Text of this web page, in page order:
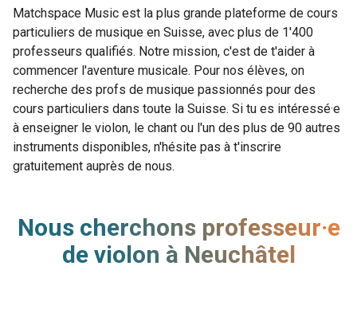
Matchspace Music est la plus grande plateforme de cours
particuliers de musique en Suisse, avec plus de 1'400
professeurs qualifiés. Notre mission, c'est de t'aider à
commencer l'aventure musicale. Pour nos élèves, on
recherche des profs de musique passionnés pour des
cours particuliers dans toute la Suisse. Si tu es intéressé·e
à enseigner le violon, le chant ou l'un des plus de 90 autres
instruments disponibles, n'hésite pas à t'inscrire
gratuitement auprès de nous.
Nous cherchons professeur·e
de violon à Neuchâtel